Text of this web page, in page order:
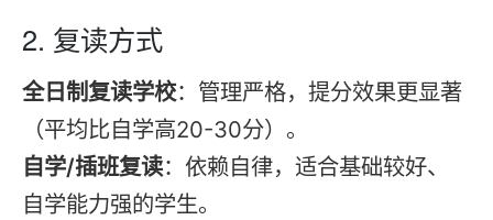
2. 复读方式
全日制复读学校：管理严格，提分效果更显著
（平均比自学高20-30分）。
自学/插班复读：依赖自律，适合基础较好、
自学能力强的学生。